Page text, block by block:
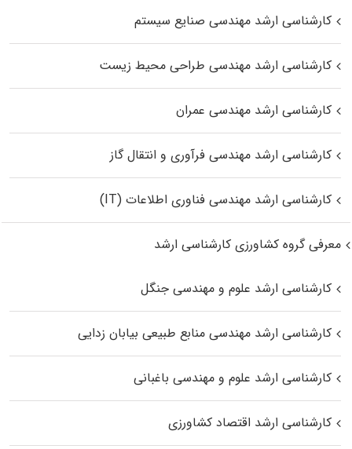
کارشناسی ارشد مهندسی صنایع سیستم
کارشناسی ارشد مهندسی طراحی محیط زیست
کارشناسی ارشد مهندسی عمران
کارشناسی ارشد مهندسی فرآوری و انتقال گاز
کارشناسی ارشد مهندسی فناوری اطلاعات (IT)
معرفی گروه کشاورزی کارشناسی ارشد
کارشناسی ارشد علوم و مهندسی جنگل
کارشناسی ارشد مهندسی منابع طبیعی بیابان زدایی
کارشناسی ارشد علوم و مهندسی باغبانی
کارشناسی ارشد اقتصاد کشاورزی